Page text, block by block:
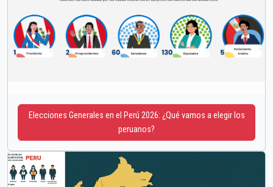
Elecciones Generales en el Perú 2026: ¿Qué vamos a elegir los
peruanos?